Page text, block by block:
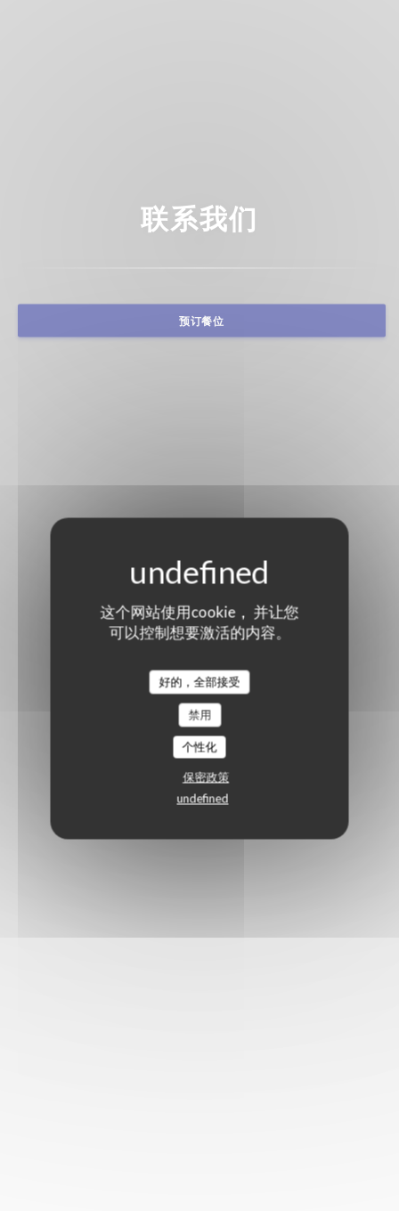
这个网站使用cookie， 并让您
可以控制想要激活的内容。
好的，全部接受
禁用
个性化
保密政策
undefined
联系我们
预订餐位